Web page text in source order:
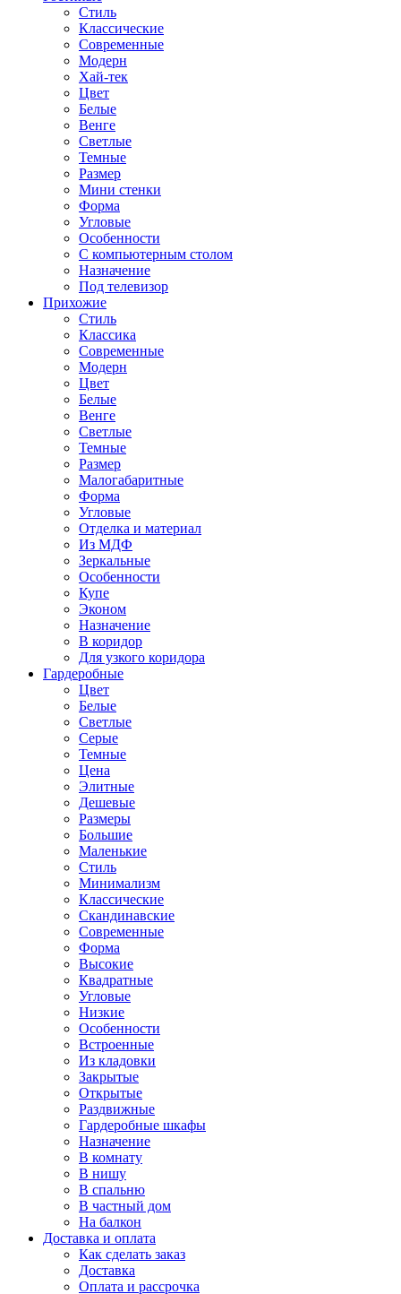
Стиль
Классические
Современные
Модерн
Хай-тек
Цвет
Белые
Венге
Светлые
Темные
Размер
Мини стенки
Форма
Угловые
Особенности
С компьютерным столом
Назначение
Под телевизор
Прихожие
Стиль
Классика
Современные
Модерн
Цвет
Белые
Венге
Светлые
Темные
Размер
Малогабаритные
Форма
Угловые
Отделка и материал
Из МДФ
Зеркальные
Особенности
Купе
Эконом
Назначение
В коридор
Для узкого коридора
Гардеробные
Цвет
Белые
Светлые
Серые
Темные
Цена
Элитные
Дешевые
Размеры
Большие
Маленькие
Стиль
Минимализм
Классические
Скандинавские
Современные
Форма
Высокие
Квадратные
Угловые
Низкие
Особенности
Встроенные
Из кладовки
Закрытые
Открытые
Раздвижные
Гардеробные шкафы
Назначение
В комнату
В нишу
В спальню
В частный дом
На балкон
Доставка и оплата
Как сделать заказ
Доставка
Оплата и рассрочка